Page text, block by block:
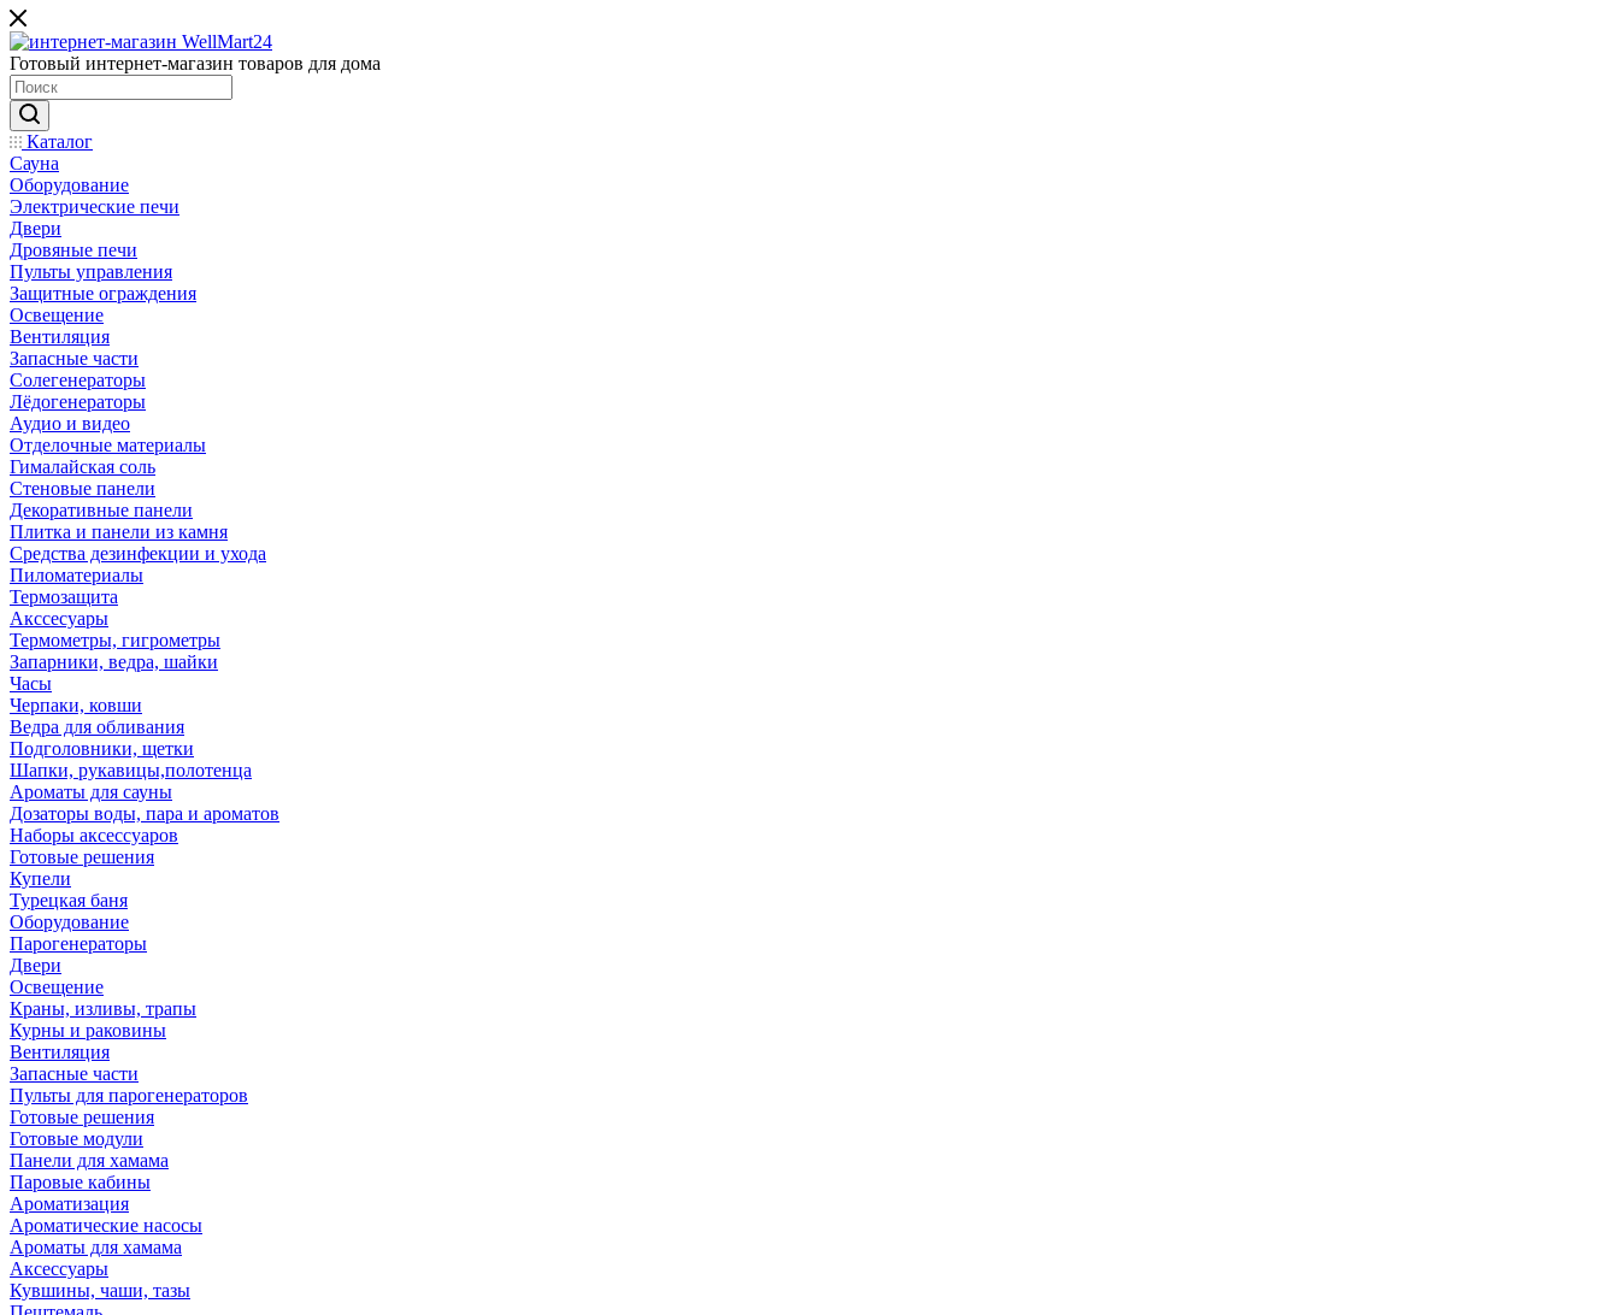
Готовый интернет-магазин товаров для дома
Каталог
Сауна
Оборудование
Электрические печи
Двери
Дровяные печи
Пульты управления
Защитные ограждения
Освещение
Вентиляция
Запасные части
Солегенераторы
Лёдогенераторы
Аудио и видео
Отделочные материалы
Гималайская соль
Стеновые панели
Декоративные панели
Плитка и панели из камня
Средства дезинфекции и ухода
Пиломатериалы
Термозащита
Аксcесуары
Термометры, гигрометры
Запарники, ведра, шайки
Часы
Черпаки, ковши
Ведра для обливания
Подголовники, щетки
Шапки, рукавицы,полотенца
Ароматы для сауны
Дозаторы воды, пара и ароматов
Наборы аксессуаров
Готовые решения
Купели
Турецкая баня
Оборудование
Парогенераторы
Двери
Освещение
Краны, изливы, трапы
Курны и раковины
Вентиляция
Запасные части
Пульты для парогенераторов
Готовые решения
Готовые модули
Панели для хамама
Паровые кабины
Ароматизация
Ароматические насосы
Ароматы для хамама
Аксессуары
Кувшины, чаши, тазы